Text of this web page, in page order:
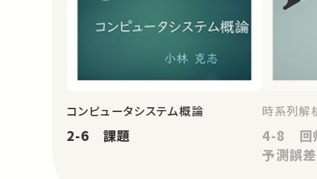
コンピュータシステム概論
2-6 課題
時系列解
4-8 回
予測誤差